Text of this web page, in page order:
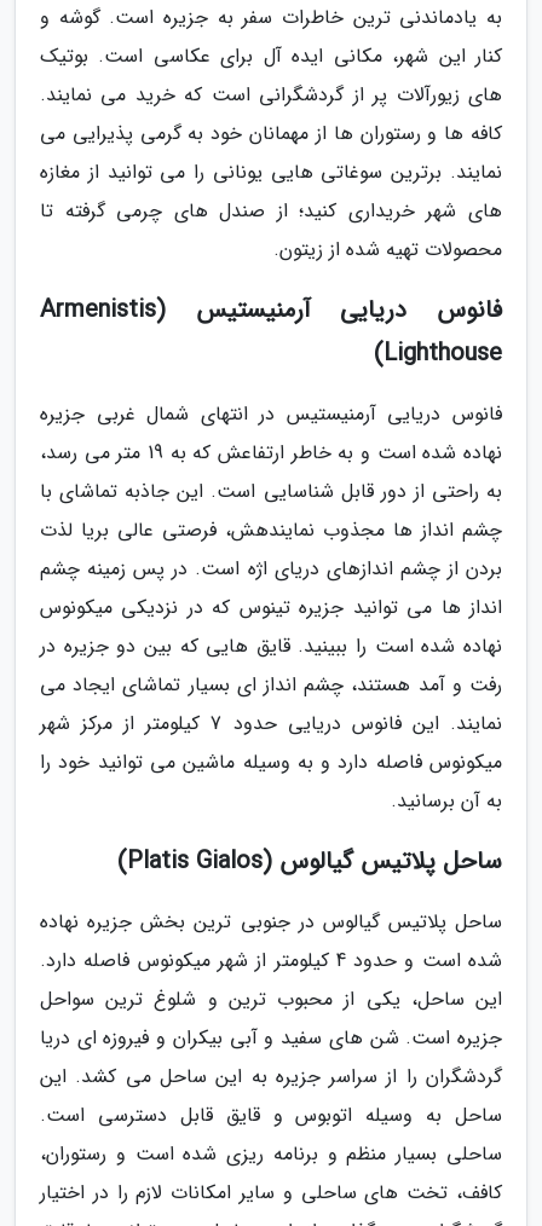
به یادماندنی ترین خاطرات سفر به جزیره است. گوشه و
کنار این شهر، مکانی ایده آل برای عکاسی است. بوتیک
های زیورآلات پر از گردشگرانی است که خرید می نمایند.
کافه ها و رستوران ها از مهمانان خود به گرمی پذیرایی می
نمایند. برترین سوغاتی هایی یونانی را می توانید از مغازه
های شهر خریداری کنید؛ از صندل های چرمی گرفته تا
محصولات تهیه شده از زیتون.
فانوس دریایی آرمنیستیس (Armenistis
Lighthouse)
فانوس دریایی آرمنیستیس در انتهای شمال غربی جزیره
نهاده شده است و به خاطر ارتفاعش که به 19 متر می رسد،
به راحتی از دور قابل شناسایی است. این جاذبه تماشای با
چشم انداز ها مجذوب نمایندهش، فرصتی عالی بریا لذت
بردن از چشم اندازهای دریای اژه است. در پس زمینه چشم
انداز ها می توانید جزیره تینوس که در نزدیکی میکونوس
نهاده شده است را ببینید. قایق هایی که بین دو جزیره در
رفت و آمد هستند، چشم انداز ای بسیار تماشای ایجاد می
نمایند. این فانوس دریایی حدود 7 کیلومتر از مرکز شهر
میکونوس فاصله دارد و به وسیله ماشین می توانید خود را
به آن برسانید.
ساحل پلاتیس گیالوس (Platis Gialos)
ساحل پلاتیس گیالوس در جنوبی ترین بخش جزیره نهاده
شده است و حدود 4 کیلومتر از شهر میکونوس فاصله دارد.
این ساحل، یکی از محبوب ترین و شلوغ ترین سواحل
جزیره است. شن های سفید و آبی بیکران و فیروزه ای دریا
گردشگران را از سراسر جزیره به این ساحل می کشد. این
ساحل به وسیله اتوبوس و قایق قابل دسترسی است.
ساحلی بسیار منظم و برنامه ریزی شده است و رستوران،
کافف، تخت های ساحلی و سایر امکانات لازم را در اختیار